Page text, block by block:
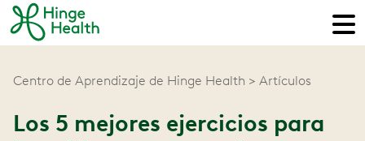
Centro de Aprendizaje de Hinge Health Artículos
Los 5 mejores ejercicios para